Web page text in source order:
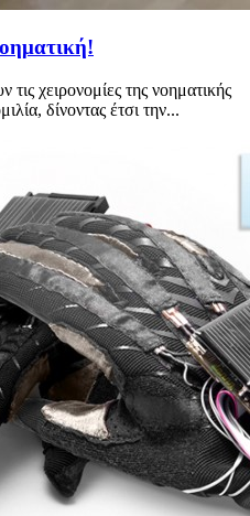
χειρονομίες της νοηματικής
δίνοντας έτσι την...